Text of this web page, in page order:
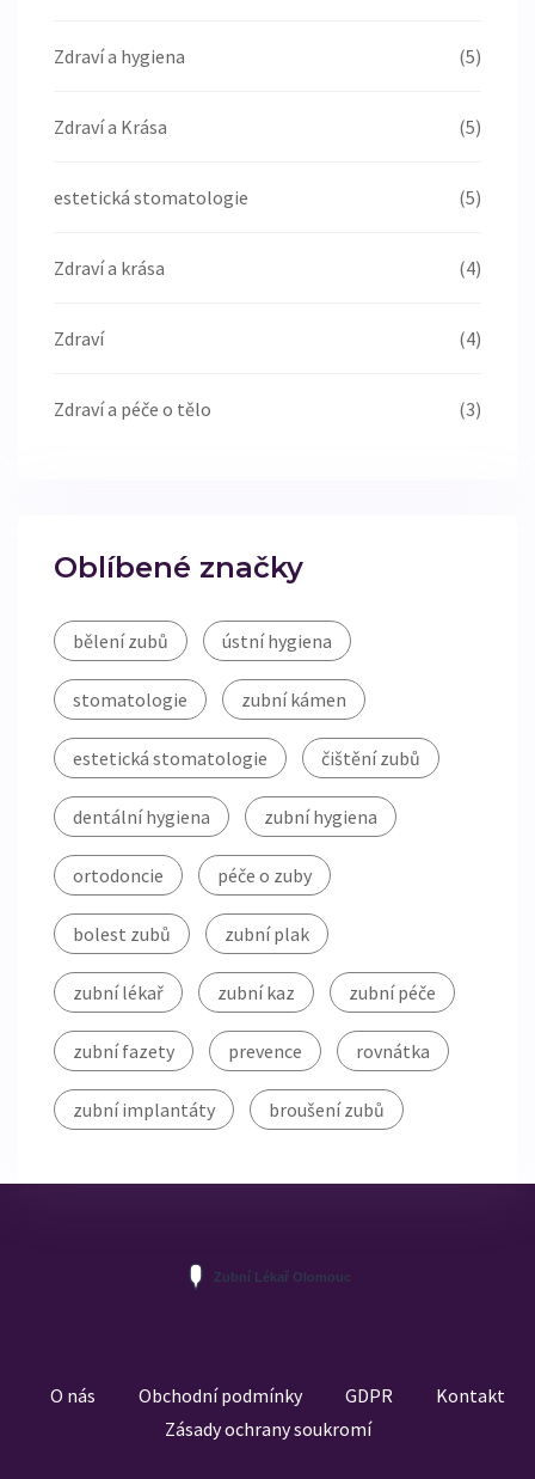
Zdraví a hygiena (5)
Zdraví a Krása (5)
estetická stomatologie (5)
Zdraví a krása (4)
Zdraví (4)
Zdraví a péče o tělo (3)
Oblíbené značky
bělení zubů ústní hygiena
stomatologie zubní kámen
estetická stomatologie čištění zubů
dentální hygiena zubní hygiena
ortodoncie péče o zuby
bolest zubů zubní plak
zubní lékař zubní kaz zubní péče
zubní fazety prevence rovnátka
zubní implantáty broušení zubů
O nás Obchodní podmínky GDPR
Kontakt
Zásady ochrany soukromí